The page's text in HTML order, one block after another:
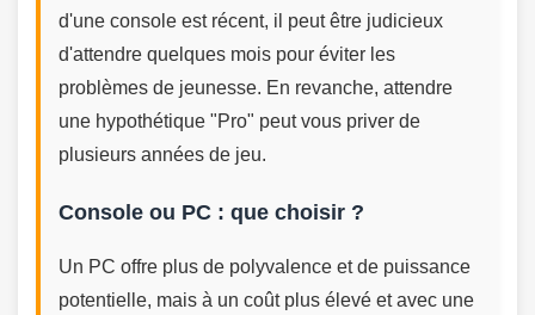
d'une console est récent, il peut être judicieux
d'attendre quelques mois pour éviter les
problèmes de jeunesse. En revanche, attendre
une hypothétique "Pro" peut vous priver de
plusieurs années de jeu.
Console ou PC : que choisir ?
Un PC offre plus de polyvalence et de puissance
potentielle, mais à un coût plus élevé et avec une